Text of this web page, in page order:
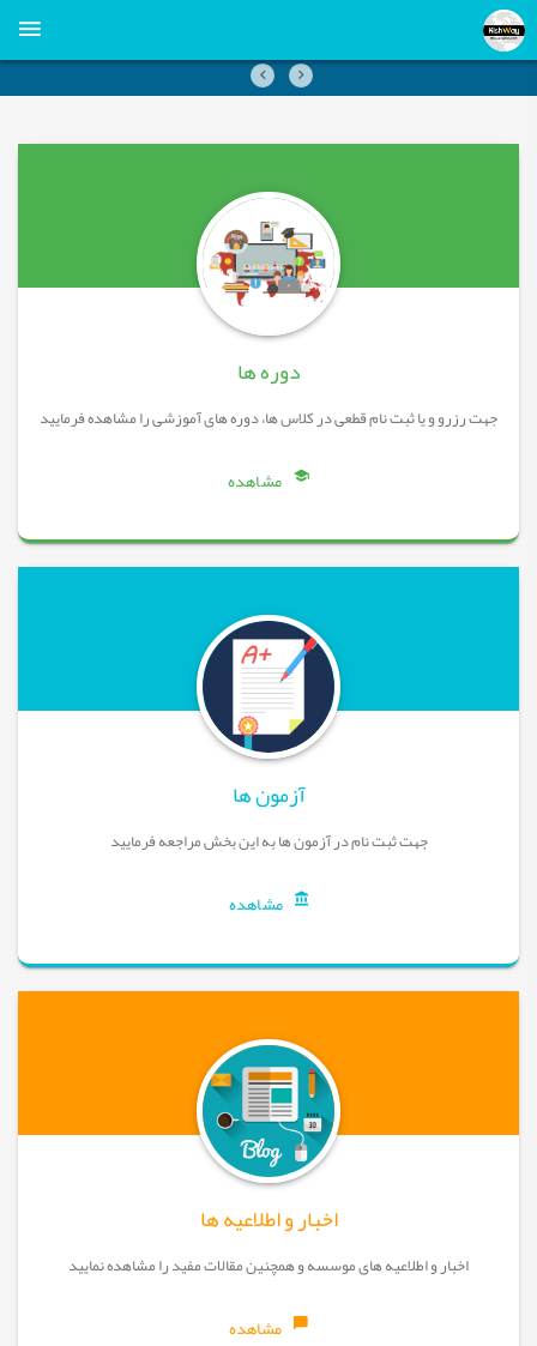
قبلیبعدی
دوره ها
جهت رزرو و یا ثبت نام قطعی در کلاس ها، دوره های آموزشی را مشاهده فرمایید
مشاهده
آزمون ها
جهت ثبت نام در آزمون ها به این بخش مراجعه فرمایید
مشاهده
اخبار و اطلاعیه ها
اخبار و اطلاعیه های موسسه و همچنین مقالات مفید را مشاهده نمایید
مشاهده